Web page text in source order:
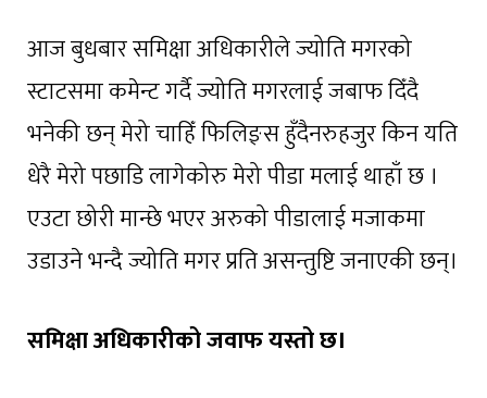
आज बुधबार समिक्षा अधिकारीले ज्योति मगरको
स्टाटसमा कमेन्ट गर्दै ज्योति मगरलाई जबाफ दिँदै
भनेकी छन् मेरो चाहिँ फिलिङ्स हुँदैनरुहजुर किन यति
धेरै मेरो पछाडि लागेकोरु मेरो पीडा मलाई थाहाँ छ ।
एउटा छोरी मान्छे भएर अरुको पीडालाई मजाकमा
उडाउने भन्दै ज्योति मगर प्रति असन्तुष्टि जनाएकी छन्।
समिक्षा अधिकारीको जवाफ यस्तो छ।